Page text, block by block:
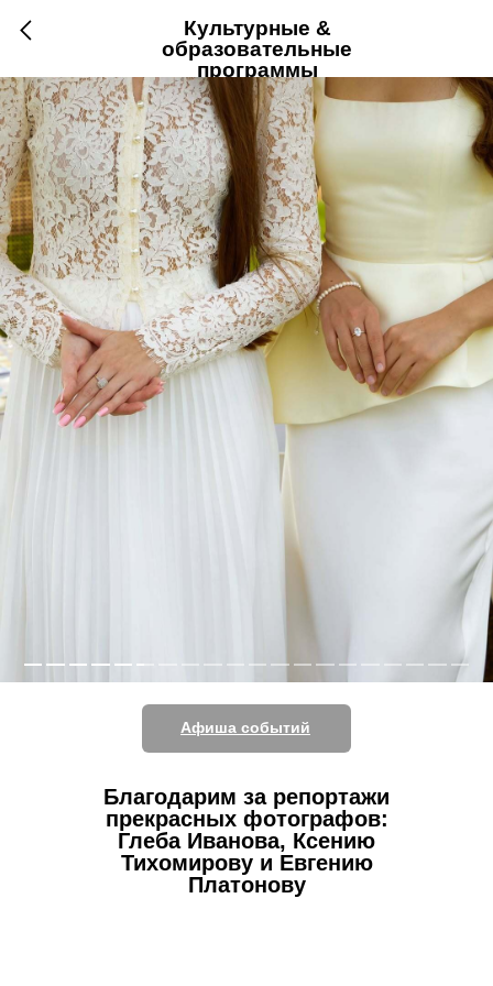
Культурные &
образовательные
программы
Афиша событий
Благодарим за репортажи
прекрасных фотографов:
Глеба Иванова, Ксению
Тихомирову и Евгению
Платонову